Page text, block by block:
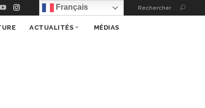
Français Rechercher
ACTUALITÉS MÉDIAS